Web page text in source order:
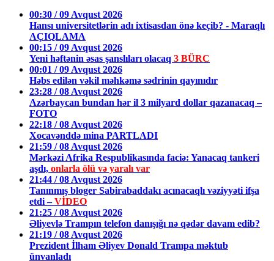
00:30 / 09 Avqust 2026
Hansı universitetlərin adı ixtisasdan önə keçib? - Maraqlı
AÇIQLAMA
00:15 / 09 Avqust 2026
Yeni həftənin əsas şanslıları olacaq 3 BÜRC
00:01 / 09 Avqust 2026
Həbs edilən vəkil məhkəmə sədrinin qayınıdır
23:28 / 08 Avqust 2026
Azərbaycan bundan hər il 3 milyard dollar qazanacaq –
FOTO
22:18 / 08 Avqust 2026
Xocavənddə mina PARTLADI
21:59 / 08 Avqust 2026
Mərkəzi Afrika Respublikasında faciə: Yanacaq tankeri
aşdı, onlarla ölü və yaralı var
21:44 / 08 Avqust 2026
Tanınmış bloger Sabirabaddakı acınacaqlı vəziyyəti ifşa
etdi –VİDEO
21:25 / 08 Avqust 2026
Əliyevlə Trampın telefon danışığı nə qədər davam edib?
21:19 / 08 Avqust 2026
Prezident İlham Əliyev Donald Trampa məktub
ünvanladı